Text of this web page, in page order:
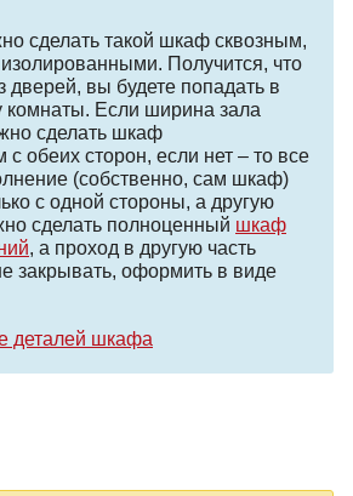
сделать такой шкаф сквозным,
Получится, что
дверей, вы будете попадать в
комнаты. Если ширина зала
сделать шкаф
обеих сторон, если нет – то все
(собственно, сам шкаф)
с одной стороны, а другую
сделать полноценный шкаф
, а проход в другую часть
закрывать, оформить в виде
деталей шкафа